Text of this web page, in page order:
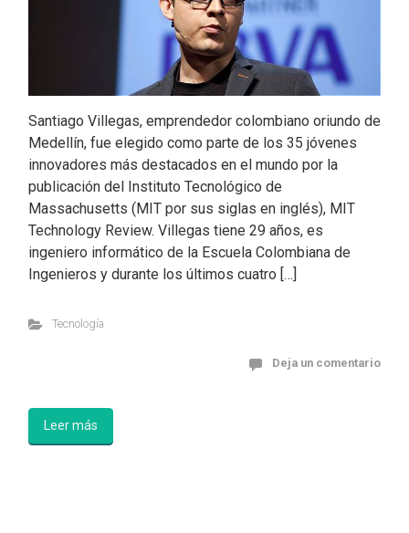
Santiago Villegas, emprendedor colombiano oriundo de
Medellín, fue elegido como parte de los 35 jóvenes
innovadores más destacados en el mundo por la
publicación del Instituto Tecnológico de
Massachusetts (MIT por sus siglas en inglés), MIT
Technology Review. Villegas tiene 29 años, es
ingeniero informático de la Escuela Colombiana de
Ingenieros y durante los últimos cuatro […]
Tecnología
Deja un comentario
Leer más